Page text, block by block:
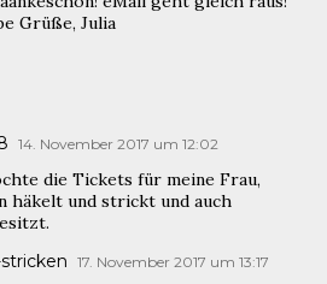
Grüße, Julia
14. November 2017 um 12:02
die Tickets für meine Frau,
häkelt und strickt und auch
17. November 2017 um 13:17